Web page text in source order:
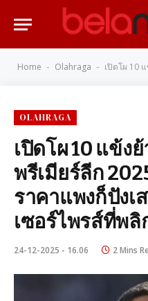
Home - Olahraga - เปิดโผ 10 แข้งย้ายทีม ‘โค
OLAHRAGA
เปิดโผ 10 แข้ง
พรีเมียร์ลีก
ราคาแพงก็ปังเ
เซอร์ไพรส์ที่พ
24-12-2025 - 16.06 2 Mins